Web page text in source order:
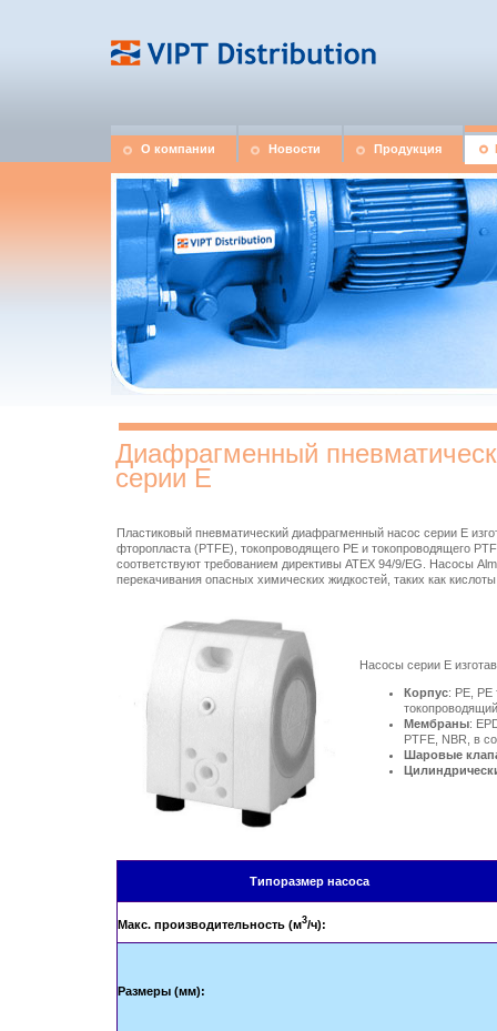
О компании Новости Продукция
Диафрагменный
серии E
Пластиковый пневматический диафрагменный насос серии E
фторопласта (PTFE), токопроводящего PE и токопроводящего
соответствуют требованием директивы ATEX 94/9/EG. Насосы
перекачивания опасных химических жидкостей, таких как
Насосы серии E
Корпус: РЕ, РЕ
токопроводящий
Мембраны:
PTFE, NBR, в
Шаровые
Типоразмер насоса
Макс. производительность (м3/ч):
Размеры (мм):